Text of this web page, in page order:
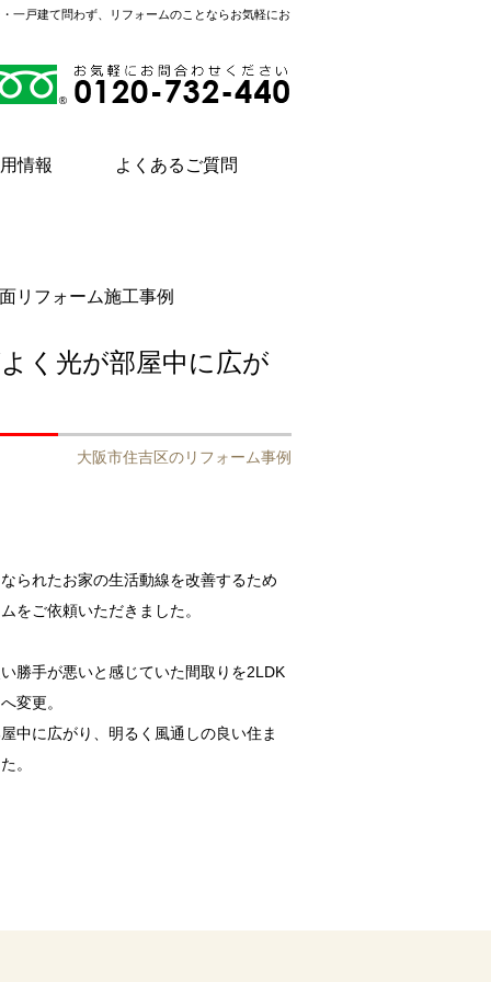
一戸建て問わず、リフォームのことならお気軽にお
情報 よくあるご質問
リフォーム施工事例
く光が部屋中に広が
大阪市住吉区のリフォーム事例
られたお家の生活動線を改善するため
をご依頼いただきました。
勝手が悪いと感じていた間取りを2LDK
変更。
中に広がり、明るく風通しの良い住ま
。